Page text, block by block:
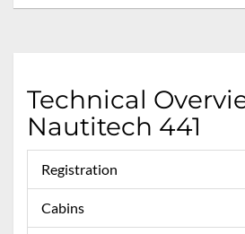
Technical
Nautitech 441
Registration
Cabins